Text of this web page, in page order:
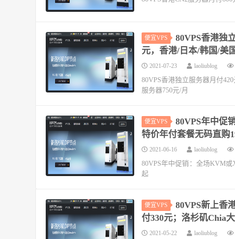
便宜VPS
80VPS香港独
元，香港/日本/韩国/美
2021-07-23 laoliublog
80VPS香港独立服务器月付
服务器750元/月
便宜VPS
80VPS年中促
特价年付套餐无码直购
2021-06-16 laoliublog
80VPS年中促销：全场KVM
起
便宜VPS
80VPS新上香
付330元；洛杉矶Chia
2021-05-22 laoliublog